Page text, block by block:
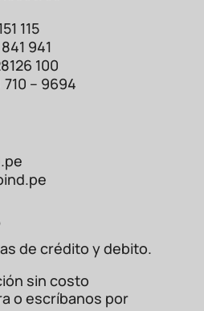
115
941
100
– 9694
de crédito y debito.
sin costo
o escríbanos por